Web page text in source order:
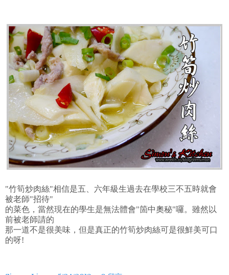
"竹筍炒肉絲"相信是五、六年級生過去在學校三不五時就會
被老師"招待"
的菜色，當然現在的學生是無法體會"箇中奧秘"囉。雖然以
前被老師請的
那一道不是很美味，但是真正的竹筍炒肉絲可是很鮮美可口
的呀!